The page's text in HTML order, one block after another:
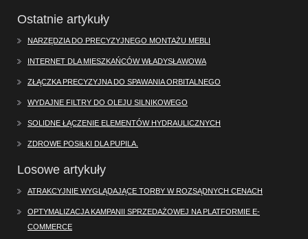
Ostatnie artykuły
NARZĘDZIA DO PRECYZYJNEGO MONTAŻU MEBLI
INTERNET DLA MIESZKAŃCÓW WŁADYSŁAWOWA
ZŁĄCZKA PRECYZYJNA DO SPAWANIA ORBITALNEGO
WYDAJNE FILTRY DO OLEJU SILNIKOWEGO
SOLIDNE ŁĄCZENIE ELEMENTÓW HYDRAULICZNYCH
ZDROWE POSIŁKI DLA PUPILA.
Losowe artykuły
ATRAKCYJNIE WYGLĄDAJĄCE TORBY W ROZSĄDNYCH CENACH
OPTYMALIZACJA KAMPANII SPRZEDAŻOWEJ NA PLATFORMIE E-
COMMERCE